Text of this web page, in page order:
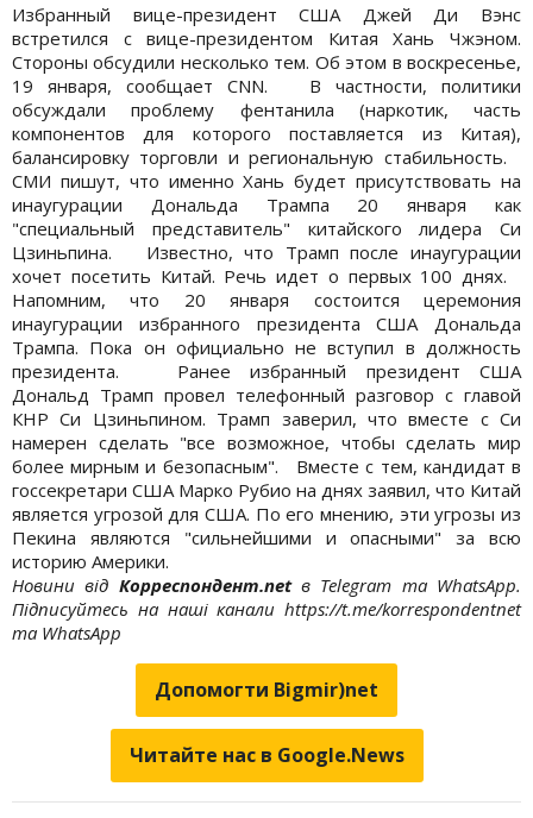
Избранный вице-президент США Джей Ди Вэнс
встретился с вице-президентом Китая Хань Чжэном.
Стороны обсудили несколько тем. Об этом в воскресенье,
19 января, сообщает CNN. В частности, политики
обсуждали проблему фентанила (наркотик, часть
компонентов для которого поставляется из Китая),
балансировку торговли и региональную стабильность.
СМИ пишут, что именно Хань будет присутствовать на
инаугурации Дональда Трампа 20 января как
"специальный представитель" китайского лидера Си
Цзиньпина. Известно, что Трамп после инаугурации
хочет посетить Китай. Речь идет о первых 100 днях.
Напомним, что 20 января состоится церемония
инаугурации избранного президента США Дональда
Трампа. Пока он официально не вступил в должность
президента. Ранее избранный президент США
Дональд Трамп провел телефонный разговор с главой
КНР Си Цзиньпином. Трамп заверил, что вместе с Си
намерен сделать "все возможное, чтобы сделать мир
более мирным и безопасным". Вместе с тем, кандидат в
госсекретари США Марко Рубио на днях заявил, что Китай
является угрозой для США. По его мнению, эти угрозы из
Пекина являются "сильнейшими и опасными" за всю
историю Америки.
Новини від Корреспондент.netв Telegram та WhatsApp.
Підписуйтесь на наші канали https://t.me/korrespondentnet
та WhatsApp
Допомогти Bigmir)net
Читайте нас в Google.News